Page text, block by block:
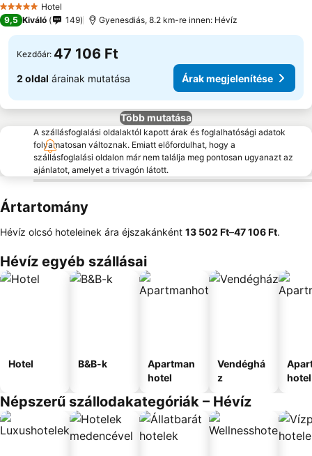
5 KategóriaHotel
9,5 Kiváló 149 Gyenesdiás, 8.2 km-re innen: Hévíz
Kezdőár: 47 106 Ft
2 oldal árainak mutatása Árak megjelenítése
Több mutatása
A szállásfoglalási oldalaktól kapott árak és foglalhatósági adatok
folyamatosan változnak. Emiatt előfordulhat, hogy a
szállásfoglalási oldalon már nem találja meg pontosan ugyanazt az
ajánlatot, amelyet a trivagón látott.
Ártartomány
Hévíz olcsó hoteleinek ára éjszakánként ‎13 502 Ft–‎47 106 Ft.
Hévíz egyéb szállásai
Hotel B&B-k
Apartman
hotel
Vendéghá
z
hotel
Népszerű szállodakategóriák – Hévíz